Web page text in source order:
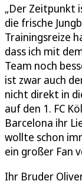
„Der Zeitpunkt
die frische
Trainingsreize
dass ich mit
Team noch
ist zwar auch
nicht direkt in
auf den 1. FC
Barcelona ihr
wollte schon
ein großer Fan
Ihr Bruder